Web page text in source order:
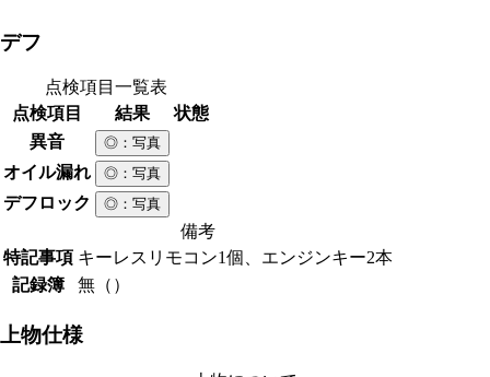
デフ
点検項目一覧表
点検項目
結果
状態
異音
◎ ：写真
オイル漏れ ◎ ：写真
デフロック ◎ ：写真
備考
特記事項 キーレスリモコン1個、エンジンキー2本
記録簿
無（）
上物仕様